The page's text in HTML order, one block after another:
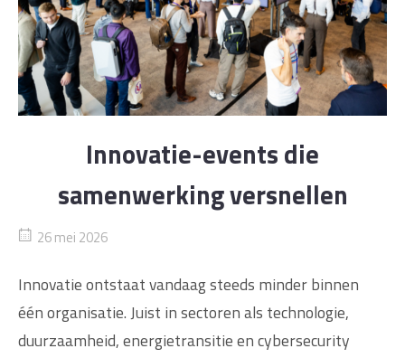
Innovatie-events die
samenwerking versnellen
26 mei 2026
Innovatie ontstaat vandaag steeds minder binnen
één organisatie. Juist in sectoren als technologie,
duurzaamheid, energietransitie en cybersecurity